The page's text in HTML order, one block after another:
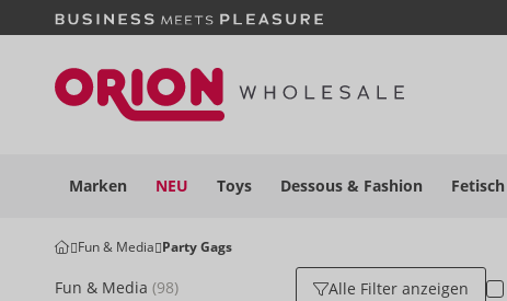
Marken NEU Toys Dessous & Fashion Fetisch
Fun & Media Party Gags
Fun & Media (98) Alle Filter anzeigen